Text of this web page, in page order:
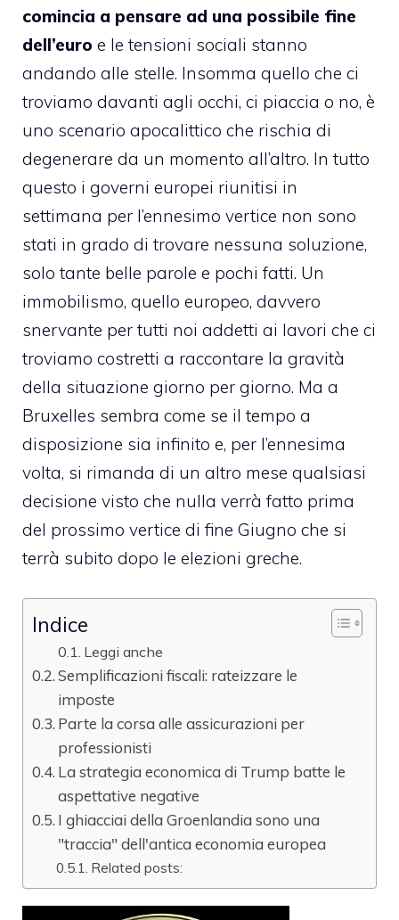
comincia a pensare ad una possibile fine
dell’euro e le tensioni sociali stanno
andando alle stelle. Insomma quello che ci
troviamo davanti agli occhi, ci piaccia o no, è
uno scenario apocalittico che rischia di
degenerare da un momento all’altro. In tutto
questo i governi europei riunitisi in
settimana per l’ennesimo vertice non sono
stati in grado di trovare nessuna soluzione,
solo tante belle parole e pochi fatti. Un
immobilismo, quello europeo, davvero
snervante per tutti noi addetti ai lavori che ci
troviamo costretti a raccontare la gravità
della situazione giorno per giorno. Ma a
Bruxelles sembra come se il tempo a
disposizione sia infinito e, per l’ennesima
volta, si rimanda di un altro mese qualsiasi
decisione visto che nulla verrà fatto prima
del prossimo vertice di fine Giugno che si
terrà subito dopo le elezioni greche.
Indice
Leggi anche
Semplificazioni fiscali: rateizzare le
imposte
Parte la corsa alle assicurazioni per
professionisti
La strategia economica di Trump batte le
aspettative negative
I ghiacciai della Groenlandia sono una
"traccia" dell'antica economia europea
Related posts: